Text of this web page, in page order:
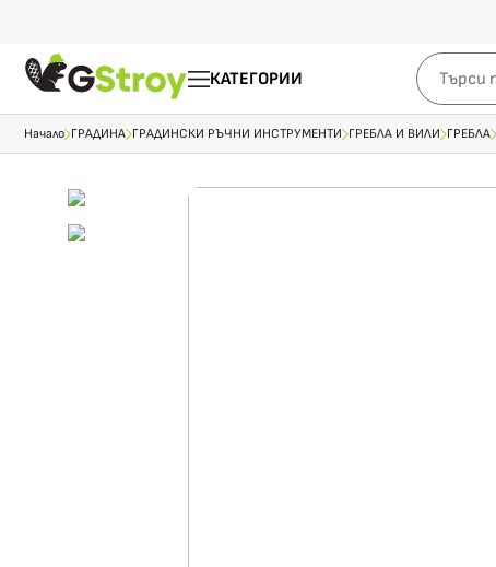
КАТЕГОРИИ
Начало ГРАДИНА ГРАДИНСКИ РЪЧНИ ИНСТРУМЕНТИ ГРЕБЛА И ВИЛИ ГРЕБЛА